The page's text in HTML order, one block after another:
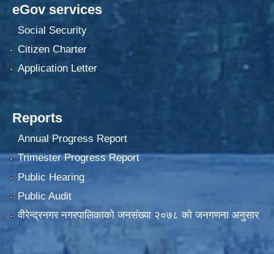
eGov services
Social Security
Citizen Charter
Application Letter
Reports
Annual Progress Report
Trimester Progress Report
Public Hearing
Public Audit
वीरेन्द्रनगर नगरपालिकाकाे जनसंख्या २०७८ काे जनगणना अनुसार